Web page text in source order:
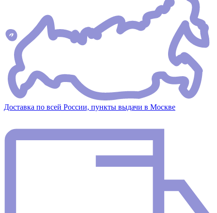
Доставка по всей России, пункты выдачи в Москве